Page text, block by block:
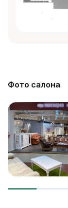
Фото салона